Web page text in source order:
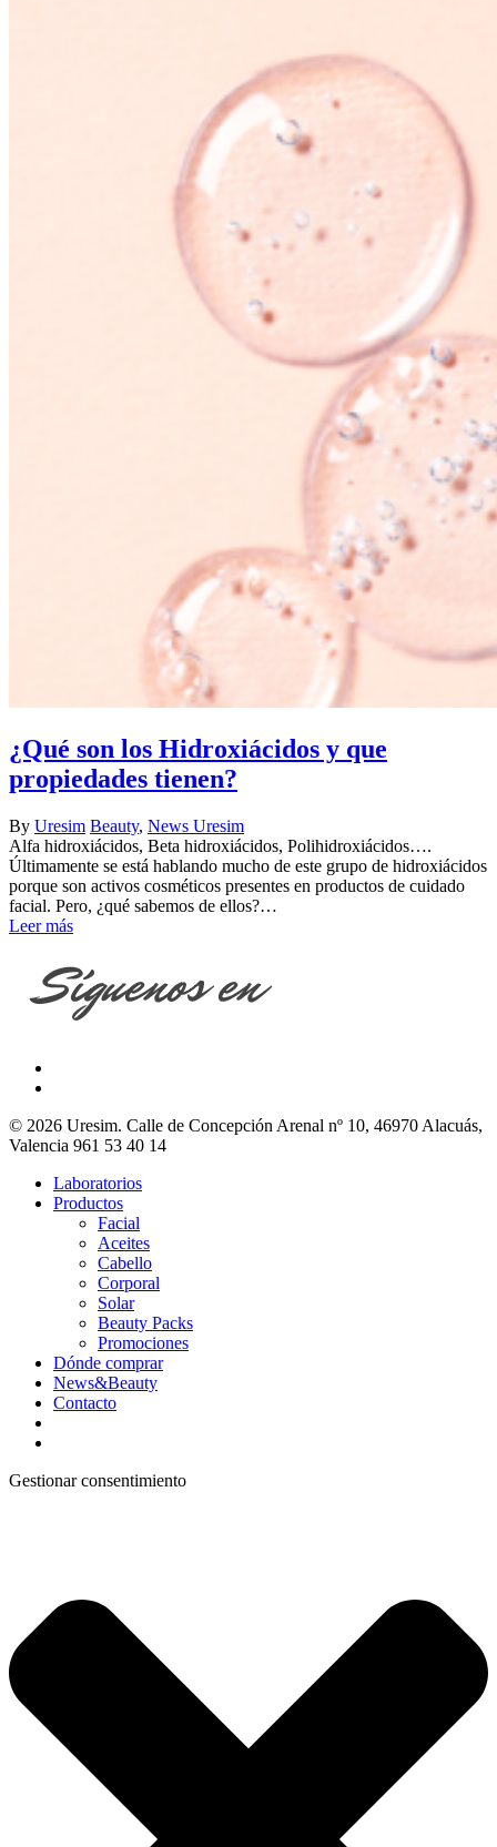
¿Qué son los Hidroxiácidos y que
propiedades tienen?
By Uresim Beauty, News Uresim
Alfa hidroxiácidos, Beta hidroxiácidos, Polihidroxiácidos….
Últimamente se está hablando mucho de este grupo de hidroxiácidos
porque son activos cosméticos presentes en productos de cuidado
facial. Pero, ¿qué sabemos de ellos?…
Leer más
© 2026 Uresim. Calle de Concepción Arenal nº 10, 46970 Alacuás,
Valencia 961 53 40 14
Laboratorios
Productos
Facial
Aceites
Cabello
Corporal
Solar
Beauty Packs
Promociones
Dónde comprar
News&Beauty
Contacto
Gestionar consentimiento